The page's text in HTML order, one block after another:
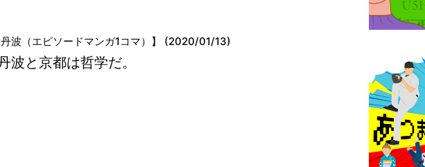
波（エピソードマンガ1コマ）】 (2020/01/13)
波と京都は哲学だ。